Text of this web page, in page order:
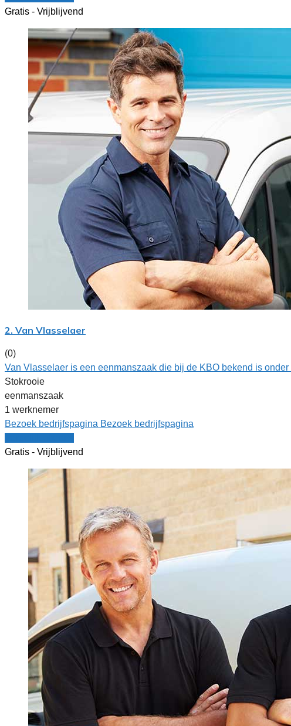
Gratis - Vrijblijvend
2. Van Vlasselaer
(0)
Van Vlasselaer is een eenmanszaak die bij de KBO bekend is
Stokrooie
eenmanszaak
1 werknemer
Bezoek bedrijfspagina Bezoek bedrijfspagina
Gratis - Vrijblijvend